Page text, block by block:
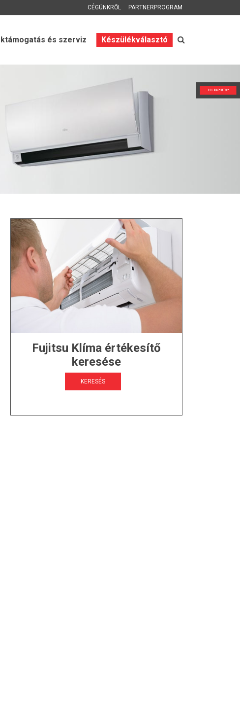
CÉGÜNKRŐL PARTNERPROGRAM
és szerviz Készülékválasztó
Fujitsu Klíma értékesítő
keresése
KERESÉS
HOL KAPHATÓ?